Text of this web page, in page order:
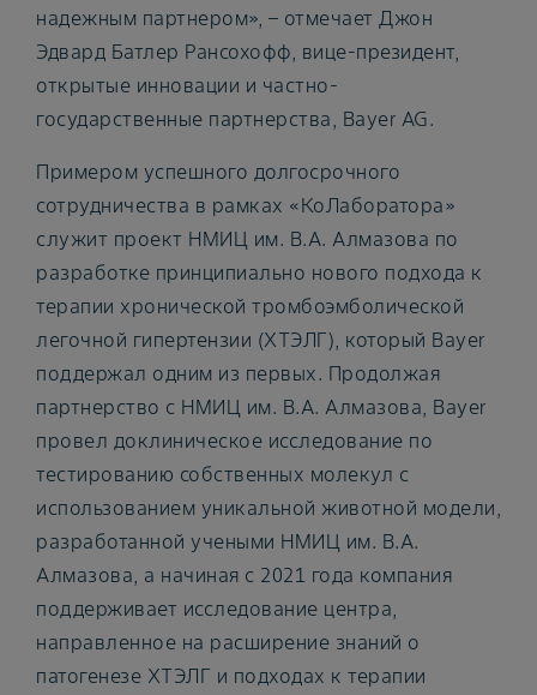
надежным партнером», – отмечает Джон
Эдвард Батлер Рансохофф, вице-президент,
открытые инновации и частно-
государственные партнерства, Bayer AG.
Примером успешного долгосрочного
сотрудничества в рамках «КоЛаборатора»
служит проект НМИЦ им. В.А. Алмазова по
разработке принципиально нового подхода к
терапии хронической тромбоэмболической
легочной гипертензии (ХТЭЛГ), который Bayer
поддержал одним из первых. Продолжая
партнерство с НМИЦ им. В.А. Алмазова, Bayer
провел доклиническое исследование по
тестированию собственных молекул с
использованием уникальной животной модели,
разработанной учеными НМИЦ им. В.А.
Алмазова, а начиная с 2021 года компания
поддерживает исследование центра,
направленное на расширение знаний о
патогенезе ХТЭЛГ и подходах к терапии